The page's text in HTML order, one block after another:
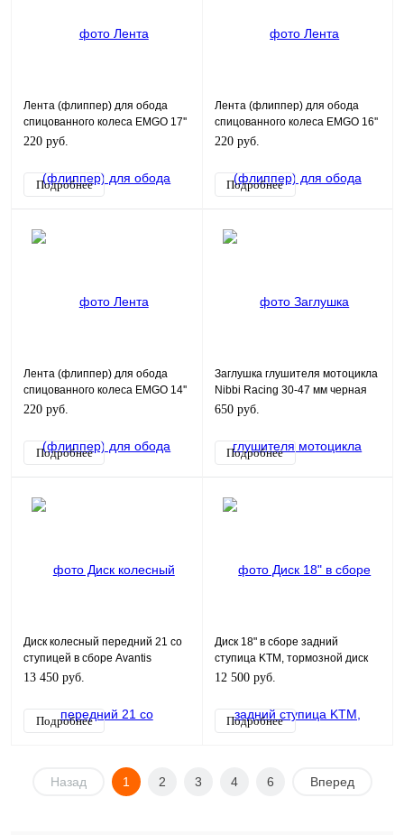
Лента (флиппер) для обода
спицованного колеса EMGO 17''
220 руб.
Подробнее
Лента (флиппер) для обода
спицованного колеса EMGO 16''
220 руб.
Подробнее
Лента (флиппер) для обода
спицованного колеса EMGO 14''
220 руб.
Подробнее
Заглушка глушителя мотоцикла
Nibbi Racing 30-47 мм черная
650 руб.
Подробнее
Диск колесный передний 21 со
ступицей в сборе Avantis
Enduro 250/250Pro
13 450 руб.
Подробнее
Диск 18" в сборе задний
ступица KTM, тормозной диск
под 4 болта черный
12 500 руб.
Подробнее
Назад 1 2 3 4 6 Вперед